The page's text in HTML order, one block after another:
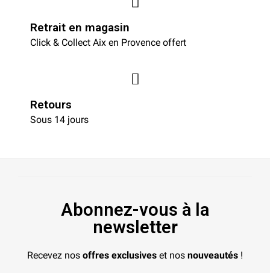
Retrait en magasin
Click & Collect Aix en Provence offert
Retours
Sous 14 jours
Abonnez-vous à la
newsletter
Recevez nos offres exclusives et nos nouveautés !